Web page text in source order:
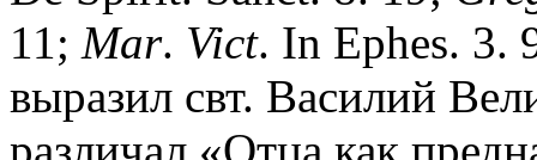
11; Mar. Vict. In Ephes. 3.
выразил свт. Василий
различал «Отца как